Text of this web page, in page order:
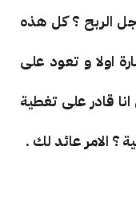
الربح ؟ كل هذه
اولا و تعود على
قادر على تغطية
؟ الامر عائد لك .